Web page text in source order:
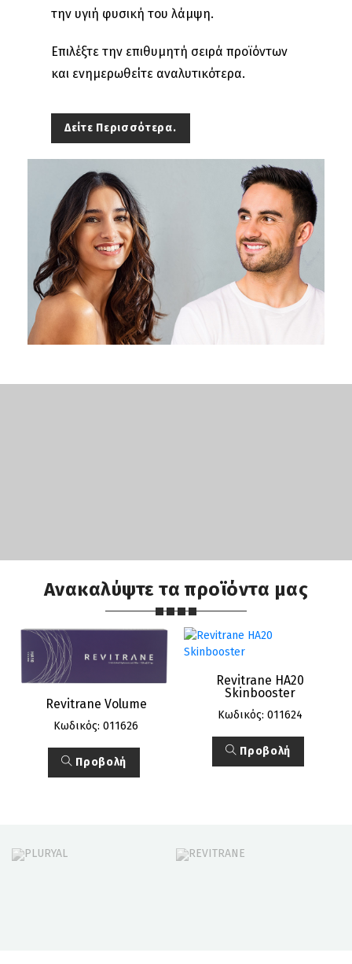
την υγιή φυσική του λάμψη.
Επιλέξτε την επιθυμητή σειρά προϊόντων
και ενημερωθείτε αναλυτικότερα.
Δείτε Περισσότερα.
Ανακαλύψτε τα προϊόντα μας
Revitrane Volume
Κωδικός: 011626
Προβολή
Revitrane HA20
Skinbooster
Κωδικός: 011624
Προβολή